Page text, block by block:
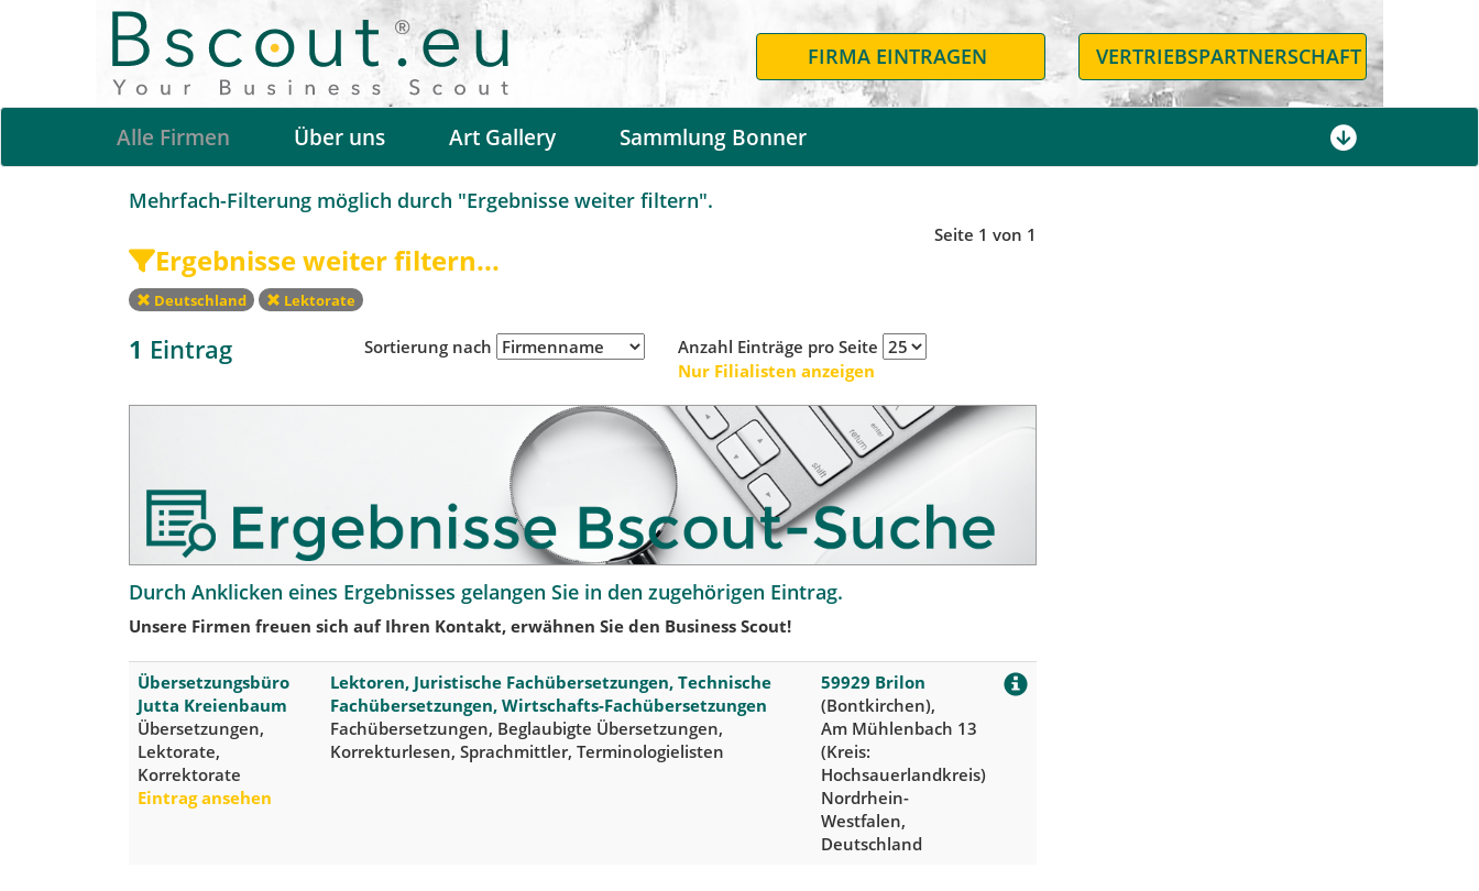
FIRMA EINTRAGEN VERTRIEBSPARTNERSCHAFT
Alle Firmen Über uns Art Gallery Sammlung Bonner
Mehrfach-Filterung möglich durch "Ergebnisse weiter filtern".
Ergebnisse weiter filtern...
Seite 1 von 1
Deutschland Lektorate
1 Eintrag Sortierung nach
Anzahl Einträge pro Seite
Nur Filialisten anzeigen
Durch Anklicken eines Ergebnisses gelangen Sie in den zugehörigen Eintrag.
Unsere Firmen freuen sich auf Ihren Kontakt, erwähnen Sie den Business Scout!
Übersetzungsbüro
Jutta Kreienbaum
Übersetzungen,
Lektorate,
Korrektorate
Eintrag ansehen
Lektoren, Juristische Fachübersetzungen, Technische
Fachübersetzungen, Wirtschafts-Fachübersetzungen
Fachübersetzungen, Beglaubigte Übersetzungen,
Korrekturlesen, Sprachmittler, Terminologielisten
59929 Brilon
(Bontkirchen),
Am Mühlenbach 13
(Kreis:
Hochsauerlandkreis)
Nordrhein-
Westfalen,
Deutschland